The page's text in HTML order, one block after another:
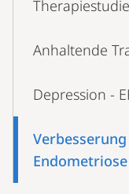
Navigation
Anhaltende
Depression -